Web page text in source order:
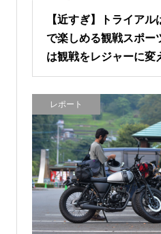
【近すぎ】トライア
で楽しめる観戦スポー
は観戦をレジャーに変
レポート